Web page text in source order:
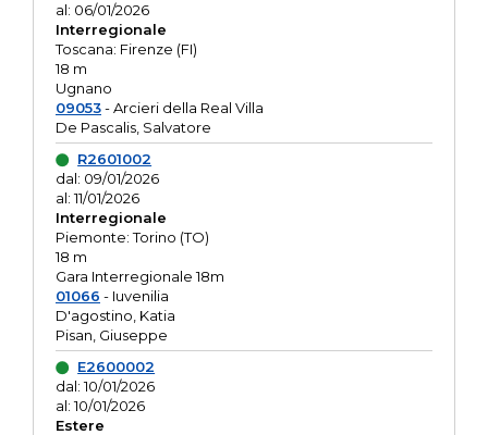
al: 06/01/2026
Interregionale
Toscana: Firenze (FI)
18 m
Ugnano
09053- Arcieri della Real Villa
De Pascalis, Salvatore
R2601002
dal: 09/01/2026
al: 11/01/2026
Interregionale
Piemonte: Torino (TO)
18 m
Gara Interregionale 18m
01066 - Iuvenilia
D'agostino, Katia
Pisan, Giuseppe
E2600002
dal: 10/01/2026
al: 10/01/2026
Estere